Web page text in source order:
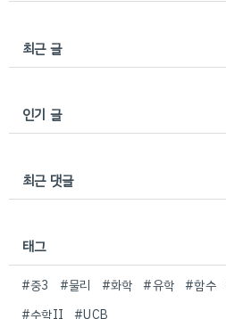
최근 글
인기 글
최근 댓글
태그
#중3 #물리 #화학 #유학 #함수
#수학II
#UCB